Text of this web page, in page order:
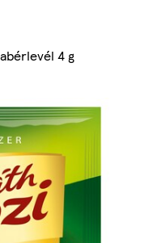
4 g